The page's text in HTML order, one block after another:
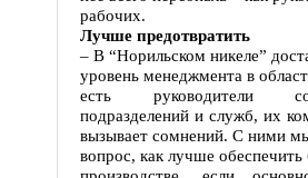
рабочих.
Лучше предотвратить
– В “Норильском никеле”
уровень менеджмента в
есть руководители
подразделений и служб, их
вызывает сомнений. С ними
вопрос, как лучше обеспечить